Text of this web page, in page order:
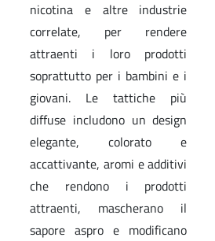
nicotina e altre industrie
correlate, per rendere
attraenti i loro prodotti
soprattutto per i bambini e i
giovani. Le tattiche più
diffuse includono un design
elegante, colorato e
accattivante, aromi e additivi
che rendono i prodotti
attraenti, mascherano il
sapore aspro e modificano